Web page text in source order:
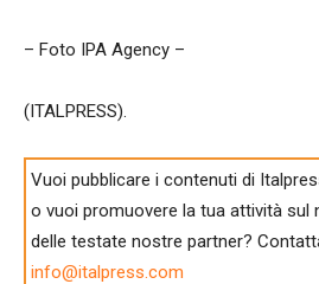
– Foto IPA Agency –
(ITALPRESS).
Vuoi pubblicare i contenuti di
o vuoi promuovere la tua attività sul
delle testate nostre partner?
info@italpress.com